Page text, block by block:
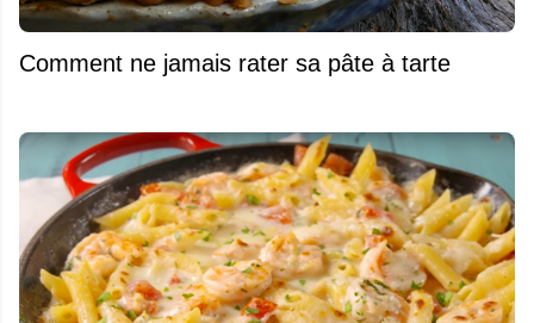
Comment ne jamais rater sa pâte à tarte